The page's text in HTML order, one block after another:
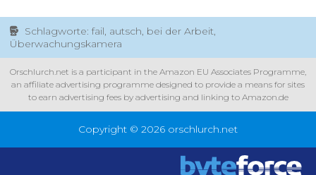
Schlagworte: fail, autsch, bei der Arbeit,
Überwachungskamera
Orschlurch.net is a participant in the Amazon EU Associates Programme,
an affiliate advertising programme designed to provide a means for sites
to earn advertising fees by advertising and linking to Amazon.de
Copyright © 2026 orschlurch.net